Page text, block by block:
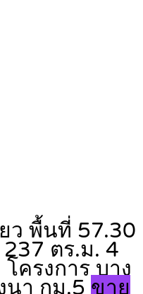
ว พื้นที่ 57.30
ตร.ม. 4
ครงการ บาง
นา กม.5 ขาย